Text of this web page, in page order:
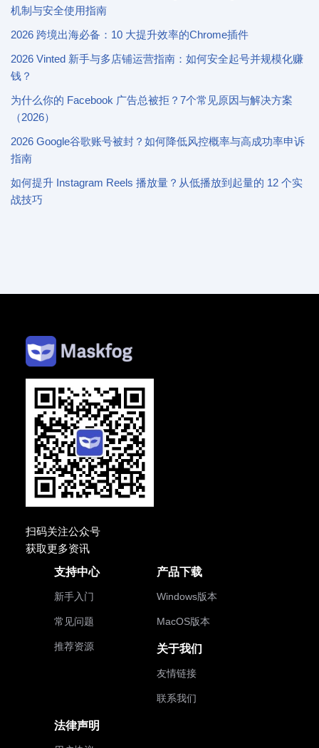
机制与安全使用指南
2026 跨境出海必备：10 大提升效率的Chrome插件
2026 Vinted 新手与多店铺运营指南：如何安全起号并规模化赚
钱？
为什么你的 Facebook 广告总被拒？7个常见原因与解决方案
（2026）
2026 Google谷歌账号被封？如何降低风控概率与高成功率申诉
指南
如何提升 Instagram Reels 播放量？从低播放到起量的 12 个实
战技巧
扫码关注公众号
获取更多资讯
支持中心
新手入门
常见问题
推荐资源
产品下载
Windows版本
MacOS版本
关于我们
友情链接
联系我们
法律声明